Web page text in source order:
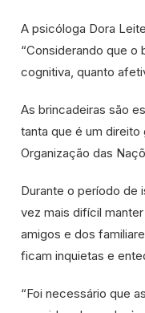
A psicóloga Dora
“Considerando que o
cognitiva, quanto
As brincadeiras são
tanta que é um
Organização das
Durante o período de
vez mais difícil
amigos e dos
ficam inquietas e
“Foi necessário que